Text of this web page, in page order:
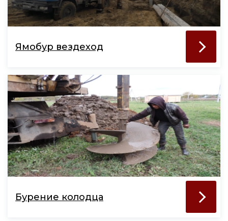
Ямобур вездеход
Бурение колодца